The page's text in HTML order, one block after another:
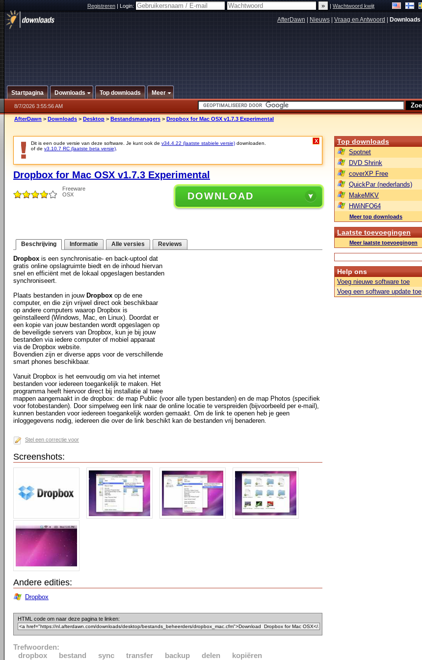
Registreren|Login: |Wachtwoord kwijt
AfterDawn Nieuws Vraag en Antwoord Downloads
Startpagina Downloads Top downloads Meer
8/7/2026 3:55:56 AM
AfterDawn > Downloads > Desktop > Bestandsmanagers > Dropbox for Mac OSX v1.7.3 Experimental
Dit is een oude versie van deze software. Je kunt ook de v34.4.22 (laatste stabiele versie) downloaden.
of de v3.10.7 RC (laatste beta versie)
X
Dropbox for Mac OSX v1.7.3 Experimental
Freeware
OSX
DOWNLOAD
Beschrijving Informatie Alle versies Reviews
Dropbox is een synchronisatie- en back-uptool dat
gratis online opslagruimte biedt en de inhoud hiervan
snel en efficiënt met de lokaal opgeslagen bestanden
synchroniseert.
Plaats bestanden in jouw Dropbox op de ene
computer, en die zijn vrijwel direct ook beschikbaar
op andere computers waarop Dropbox is
geïnstalleerd (Windows, Mac, en Linux). Doordat er
een kopie van jouw bestanden wordt opgeslagen op
de beveiligde servers van Dropbox, kun je bij jouw
bestanden via iedere computer of mobiel apparaat
via de Dropbox website.
Bovendien zijn er diverse apps voor de verschillende
smart phones beschikbaar.
Vanuit Dropbox is het eenvoudig om via het internet
bestanden voor iedereen toegankelijk te maken. Het
programma heeft hiervoor direct bij installatie al twee
mappen aangemaakt in de dropbox: de map Public (voor alle typen bestanden) en de map Photos (specifiek
voor fotobestanden). Door simpelweg een link naar de online locatie te verspreiden (bijvoorbeeld per e-mail),
kunnen bestanden voor iedereen toegankelijk worden gemaakt. Om de link te openen heb je geen
inloggegevens nodig, iedereen die over de link beschikt kan de bestanden vrij benaderen.
Stel een correctie voor
Screenshots:
Andere edities:
Dropbox
HTML code om naar deze pagina te linken:
Trefwoorden:
dropbox
bestand sync transfer backup delen kopiëren
Top downloads
Spotnet
DVD Shrink
coverXP Free
QuickPar (nederlands)
MakeMKV
HWiNFO64
Meer top downloads
Laatste toevoegingen
Meer laatste toevoegingen
Help ons
Voeg nieuwe software toe
Voeg een software update toe